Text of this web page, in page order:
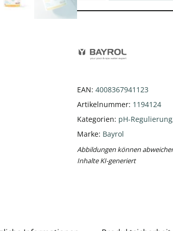
EAN: 4008367941123
Artikelnummer: 1194124
Kategorien: pH-Regulierung
Marke: Bayrol
Abbildungen können
Inhalte KI-generiert